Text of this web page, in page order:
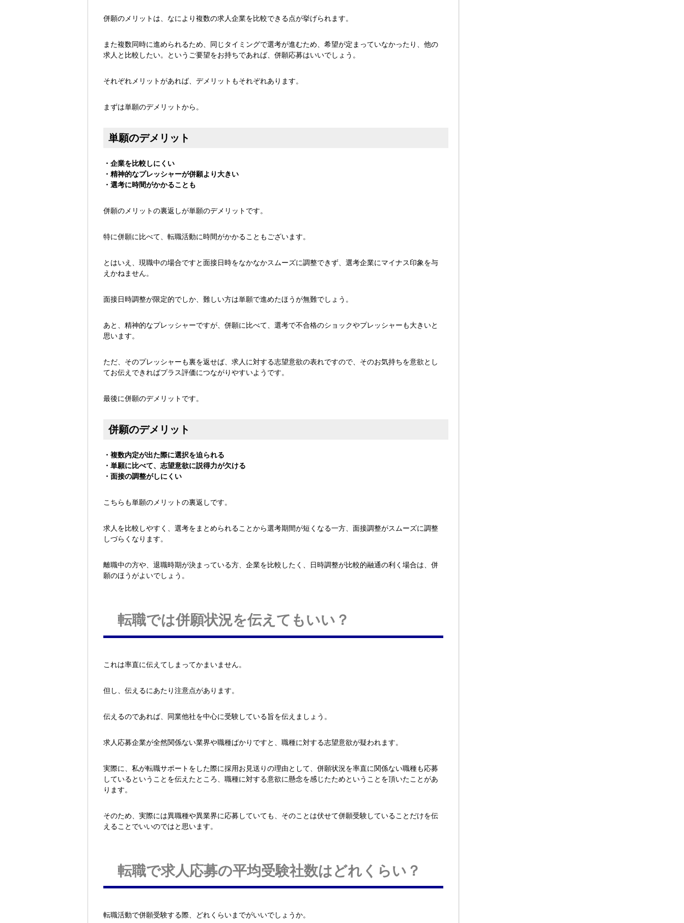
併願のメリットは、なにより複数の求人企業を比較できる点が挙げられます。
また複数同時に進められるため、同じタイミングで選考が進むため、希望が定まっていなかったり、他の
求人と比較したい。というご要望をお持ちであれば、併願応募はいいでしょう。
それぞれメリットがあれば、デメリットもそれぞれあります。
まずは単願のデメリットから。
単願のデメリット
・企業を比較しにくい
・精神的なプレッシャーが併願より大きい
・選考に時間がかかることも
併願のメリットの裏返しが単願のデメリットです。
特に併願に比べて、転職活動に時間がかかることもございます。
とはいえ、現職中の場合ですと面接日時をなかなかスムーズに調整できず、選考企業にマイナス印象を与
えかねません。
面接日時調整が限定的でしか、難しい方は単願で進めたほうが無難でしょう。
あと、精神的なプレッシャーですが、併願に比べて、選考で不合格のショックやプレッシャーも大きいと
思います。
ただ、そのプレッシャーも裏を返せば、求人に対する志望意欲の表れですので、そのお気持ちを意欲とし
てお伝えできればプラス評価につながりやすいようです。
最後に併願のデメリットです。
併願のデメリット
・複数内定が出た際に選択を迫られる
・単願に比べて、志望意欲に説得力が欠ける
・面接の調整がしにくい
こちらも単願のメリットの裏返しです。
求人を比較しやすく、選考をまとめられることから選考期間が短くなる一方、面接調整がスムーズに調整
しづらくなります。
離職中の方や、退職時期が決まっている方、企業を比較したく、日時調整が比較的融通の利く場合は、併
願のほうがよいでしょう。
転職では併願状況を伝えてもいい？
これは率直に伝えてしまってかまいません。
但し、伝えるにあたり注意点があります。
伝えるのであれば、同業他社を中心に受験している旨を伝えましょう。
求人応募企業が全然関係ない業界や職種ばかりですと、職種に対する志望意欲が疑われます。
実際に、私が転職サポートをした際に採用お見送りの理由として、併願状況を率直に関係ない職種も応募
しているということを伝えたところ、職種に対する意欲に懸念を感じたためということを頂いたことがあ
ります。
そのため、実際には異職種や異業界に応募していても、そのことは伏せて併願受験していることだけを伝
えることでいいのではと思います。
転職で求人応募の平均受験社数はどれくらい？
転職活動で併願受験する際、どれくらいまでがいいでしょうか。